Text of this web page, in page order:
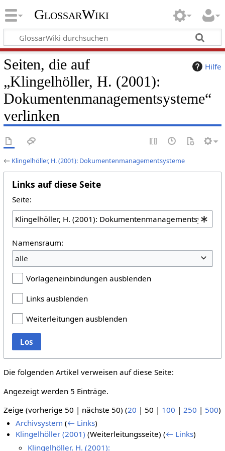
GlossarWiki
Hilfe
Seiten, die auf
„Klingelhöller, H. (2001):
Dokumentenmanagementsysteme“
verlinken
← Klingelhöller, H. (2001): Dokumentenmanagementsysteme
Links auf diese Seite
Seite:
Namensraum:
alle
Vorlageneinbindungen ausblenden
Links ausblenden
Weiterleitungen ausblenden
Los
Die folgenden Artikel verweisen auf diese Seite:
Angezeigt werden 5 Einträge.
Zeige (vorherige 50 | nächste 50) (20 | 50 | 100 | 250 | 500)
Archivsystem (← Links)
Klingelhöller (2001) (Weiterleitungsseite)(← Links)
Klingelhöller, H. (2001):